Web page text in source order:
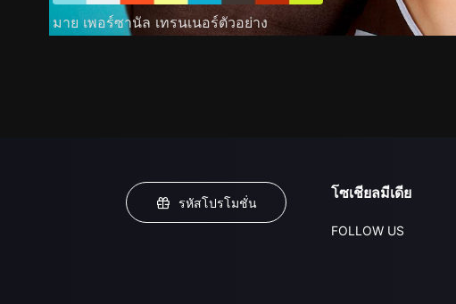
มาย เพอร์ซานัล เทรนเนอร์ตัวอย่าง
รหัสโปรโมชั่น
โซเชียลมีเดีย
FOLLOW US